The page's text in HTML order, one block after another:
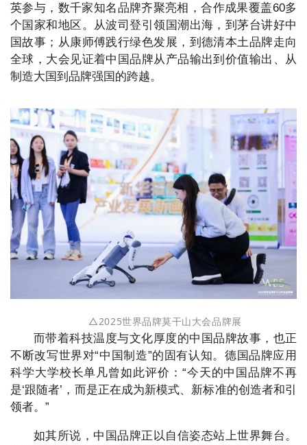
英参与，数千家知名品牌齐聚亮相，合作成果覆盖60多
个国家和地区。从波司登引领国潮出海，到茅台讲好中
国故事；从康师傅践行绿色发展，到德清本土品牌走向
全球，大会见证着中国品牌从产品输出到价值输出、从
制造大国到品牌强国的跨越。
△2025世界品牌莫干山大会品牌展
而带着科技温度与文化厚度的中国品牌故事，也正
不断改写世界对“中国制造”的固有认知。德国品牌应用
科学大学校长单凡曾如此评价：“今天的中国品牌不再
是‘跟随者’，而是正在成为新模式、新标准的创造者和引
领者。”
如其所说，中国品牌正以自信姿态站上世界舞台。